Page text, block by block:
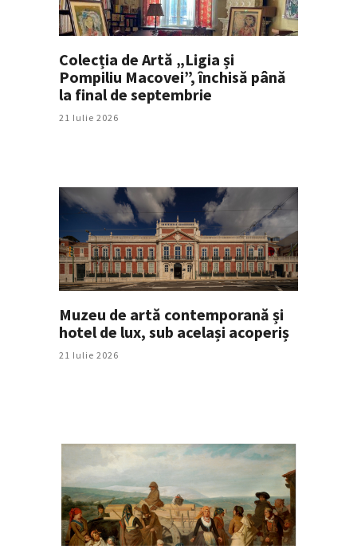
Colecția de Artă „Ligia și
Pompiliu Macovei”, închisă până
la final de septembrie
21 Iulie 2026
Muzeu de artă contemporană și
hotel de lux, sub același acoperiș
21 Iulie 2026